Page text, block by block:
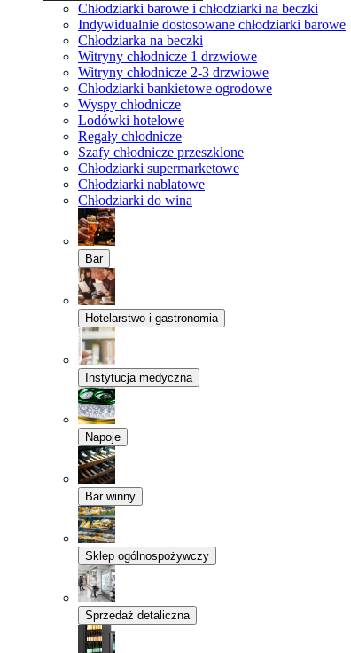
Chłodziarki barowe i chłodziarki na beczki
Indywidualnie dostosowane chłodziarki barowe
Chłodziarka na beczki
Witryny chłodnicze 1 drzwiowe
Witryny chłodnicze 2-3 drzwiowe
Chłodziarki bankietowe ogrodowe
Wyspy chłodnicze
Lodówki hotelowe
Regały chłodnicze
Szafy chłodnicze przeszklone
Chłodziarki supermarketowe
Chłodziarki nablatowe
Chłodziarki do wina
Bar
Hotelarstwo i gastronomia
Instytucja medyczna
Napoje
Bar winny
Sklep ogólnospożywczy
Sprzedaż detaliczna